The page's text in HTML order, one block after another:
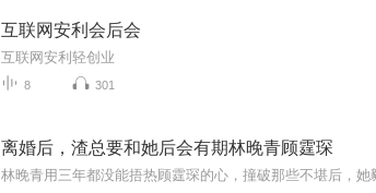
互联网安利会后会
互联网安利轻创业
8 301
离婚后，渣总要和她后会有期林晚青顾霆琛